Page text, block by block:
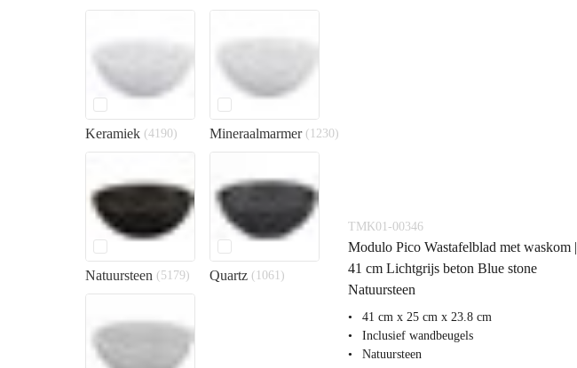
Keramiek (4190) Mineraalmarmer (1230)
Natuursteen (5179) Quartz (1061)
TMK01-00346
Modulo Pico Wastafelblad met waskom |
41 cm Lichtgrijs beton Blue stone
Natuursteen
41 cm x 25 cm x 23.8 cm
Inclusief wandbeugels
Natuursteen